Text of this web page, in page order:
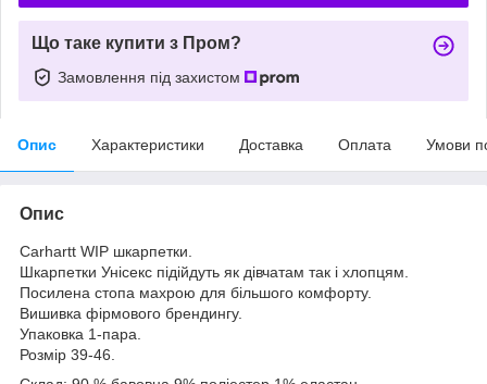
Що таке купити з Пром?
Замовлення під захистом
Опис Характеристики Доставка Оплата Умови
Опис
Carhartt WIP шкарпетки.
Шкарпетки Унісекс підійдуть як дівчатам так і хлопцям.
Посилена стопа махрою для більшого комфорту.
Вишивка фірмового брендингу.
Упаковка 1-пара.
Розмір 39-46.